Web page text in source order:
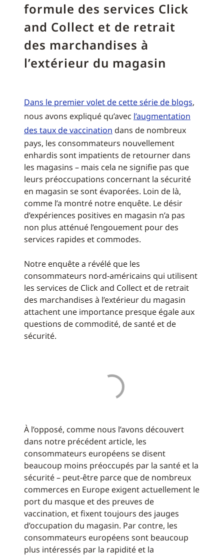
formule des services Click
and Collect et de retrait
des marchandises à
l’extérieur du magasin
Dans le premier volet de cette série de blogs,
nous avons expliqué qu’avec l’augmentation
des taux de vaccination dans de nombreux
pays, les consommateurs nouvellement
enhardis sont impatients de retourner dans
les magasins – mais cela ne signifie pas que
leurs préoccupations concernant la sécurité
en magasin se sont évaporées. Loin de là,
comme l’a montré notre enquête. Le désir
d’expériences positives en magasin n’a pas
non plus atténué l’engouement pour des
services rapides et commodes.
Notre enquête a révélé que les
consommateurs nord-américains qui utilisent
les services de Click and Collect et de retrait
des marchandises à l’extérieur du magasin
attachent une importance presque égale aux
questions de commodité, de santé et de
sécurité.
À l’opposé, comme nous l’avons découvert
dans notre précédent article, les
consommateurs européens se disent
beaucoup moins préoccupés par la santé et la
sécurité – peut-être parce que de nombreux
commerces en Europe exigent actuellement le
port du masque et des preuves de
vaccination, et fixent toujours des jauges
d’occupation du magasin. Par contre, les
consommateurs européens sont beaucoup
plus intéressés par la rapidité et la